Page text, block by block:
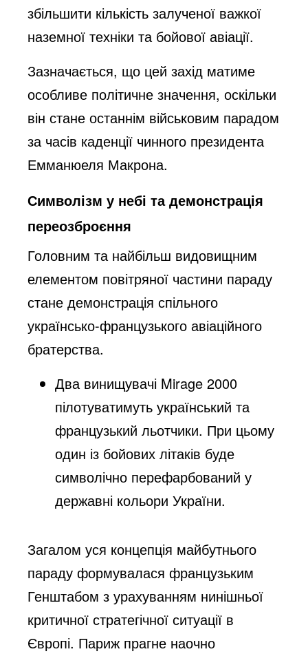
збільшити кількість залученої важкої
наземної техніки та бойової авіації.
Зазначається, що цей захід матиме
особливе політичне значення, оскільки
він стане останнім військовим парадом
за часів каденції чинного президента
Емманюеля Макрона.
Символізм у небі та демонстрація
переозброєння
Головним та найбільш видовищним
елементом повітряної частини параду
стане демонстрація спільного
українсько-французького авіаційного
братерства.
Два винищувачі Mirage 2000
пілотуватимуть український та
французький льотчики. При цьому
один із бойових літаків буде
символічно перефарбований у
державні кольори України.
Загалом уся концепція майбутнього
параду формувалася французьким
Генштабом з урахуванням нинішньої
критичної стратегічної ситуації в
Європі. Париж прагне наочно